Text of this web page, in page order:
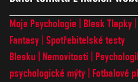
Moje Psychologie Blesk Tlapky
Fantasy Spotřebitelské testy
Blesku
Nemovitosti
psychologické mýty
Fotbalové